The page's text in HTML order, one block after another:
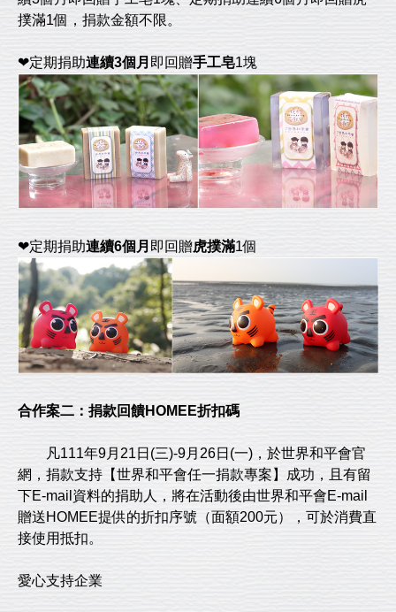
撲滿1個，捐款金額不限。
❤定期捐助連續3個月 即回贈手工皂1塊
❤定期捐助連續6個月 即回贈虎撲滿1個
合作案二：捐款回饋HOMEE折扣碼
凡111年9月21日(三)-9月26日(一)，於世界和平會官
網，捐款支持【世界和平會任一捐款專案】成功，且有留
下E-mail資料的捐助人，將在活動後由世界和平會E-mail
贈送HOMEE提供的折扣序號（面額200元），可於消費直
接使用抵扣。
愛心支持企業